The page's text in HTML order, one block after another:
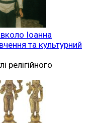
Іоанна
та культурний
релігійного